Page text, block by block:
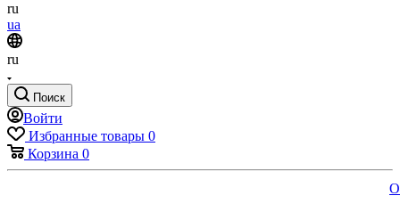
ru
ua
ru
Поиск
Войти
Избранные товары 0
Корзина 0